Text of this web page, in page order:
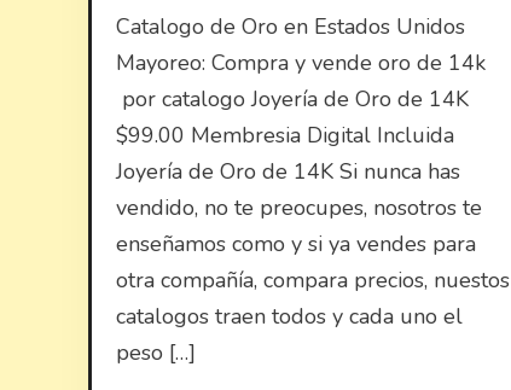
Catalogo de Oro en Estados Unidos ​
Mayoreo: Compra y vende oro de 14k
por catalogo Joyería de Oro de 14K
$99.00 Membresia Digital Incluida
Joyería de Oro de 14K Si nunca has
vendido, no te preocupes, nosotros te
enseñamos como y si ya vendes para
otra compañía, compara precios, nuestos
catalogos traen todos y cada uno el
peso […]